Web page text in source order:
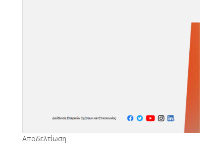
Αποδελτίωση